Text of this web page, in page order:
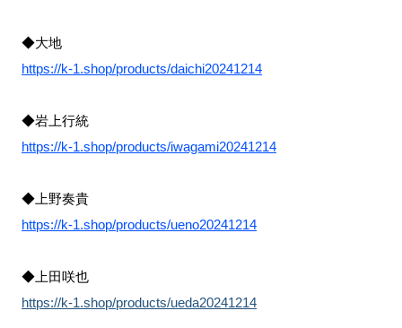
◆大地
https://k-1.shop/products/daichi20241214
◆岩上行統
https://k-1.shop/products/iwagami20241214
◆上野奏貴
https://k-1.shop/products/ueno20241214
◆上田咲也
https://k-1.shop/products/ueda20241214